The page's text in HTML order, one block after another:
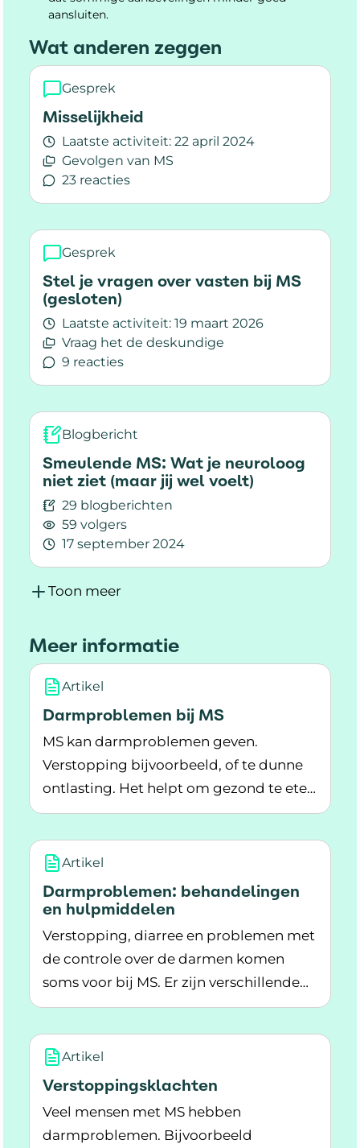
aansluiten.
Wat anderen zeggen
Gesprek
Misselijkheid
Laatste activiteit: 22 april 2024
Gevolgen van MS
23 reacties
Lees meer over Misselijkheid
Gesprek
Stel je vragen over vasten bij MS
(gesloten)
Laatste activiteit: 19 maart 2026
Vraag het de deskundige
9 reacties
Lees meer over Stel je vragen over vasten bij
Blogbericht
Smeulende MS: Wat je neuroloog
niet ziet (maar jij wel voelt)
29 blogberichten
59 volgers
17 september 2024
Lees meer over Smeulende MS: Wat je
Toon meer
Meer informatie
Artikel
Darmproblemen bij MS
MS kan darmproblemen geven.
Verstopping bijvoorbeeld, of te dunne
ontlasting. Het helpt om gezond te eten
en regelmatig te bewegen.
Lees meer over Darmproblemen bij MS
Artikel
Darmproblemen: behandelingen
en hulpmiddelen
Verstopping, diarree en problemen met
de controle over de darmen komen
soms voor bij MS. Er zijn verschillende
behandelingen en hulpmiddelen die
Lees meer over Darmproblemen:
Artikel
Verstoppingsklachten
Veel mensen met MS hebben
darmproblemen. Bijvoorbeeld